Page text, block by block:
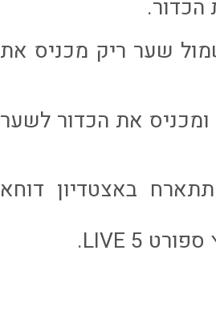
שער ריק מכניס את
ומכניס את הכדור לשער
באצטדיון דוחא